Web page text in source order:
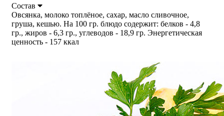
Состав
Овсянка, молоко топлёное, сахар, масло сливочное,
груша, кешью. На 100 гр. блюдо содержит: белков - 4,8
гр., жиров - 6,3 гр., углеводов - 18,9 гр. Энергетическая
ценность - 157 ккал